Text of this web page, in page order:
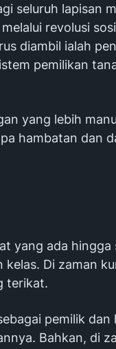
seluruh lapisan
revolusi
diambil ialah
pemilikan
yang lebih
hambatan dan
yang ada hingga
Di zaman
terikat.
pemilik dan
Bahkan, di